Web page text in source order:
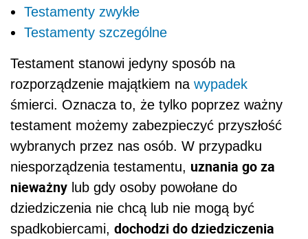
Testamenty zwykłe
Testamenty szczególne
Testament stanowi jedyny sposób na
rozporządzenie majątkiem na wypadek
śmierci. Oznacza to, że tylko poprzez ważny
testament możemy zabezpieczyć przyszłość
wybranych przez nas osób. W przypadku
niesporządzenia testamentu, uznania go za
nieważny lub gdy osoby powołane do
dziedziczenia nie chcą lub nie mogą być
spadkobiercami, dochodzi do dziedziczenia